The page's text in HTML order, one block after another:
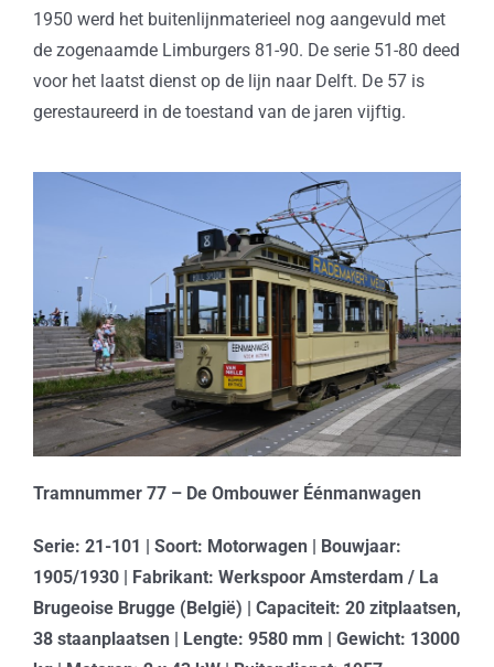
1950 werd het buitenlijnmaterieel nog aangevuld met
de zogenaamde Limburgers 81-90. De serie 51-80 deed
voor het laatst dienst op de lijn naar Delft. De 57 is
gerestaureerd in de toestand van de jaren vijftig.
Tramnummer 77 – De Ombouwer Éénmanwagen
Serie: 21-101 | Soort: Motorwagen | Bouwjaar:
1905/1930 | Fabrikant: Werkspoor Amsterdam / La
Brugeoise Brugge (België) | Capaciteit: 20 zitplaatsen,
38 staanplaatsen | Lengte: 9580 mm | Gewicht: 13000